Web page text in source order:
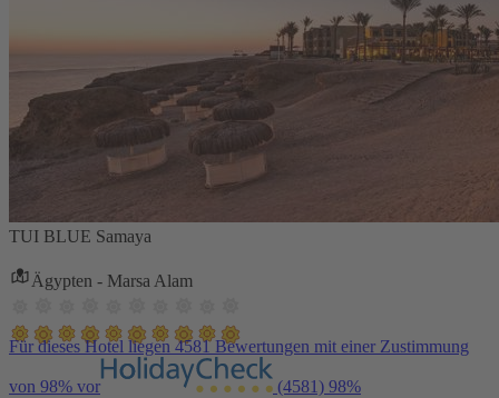
TUI BLUE Samaya
Ägypten - Marsa Alam
Für dieses Hotel liegen 4581 Bewertungen mit einer Zustimmung
von 98% vor (4581) 98%